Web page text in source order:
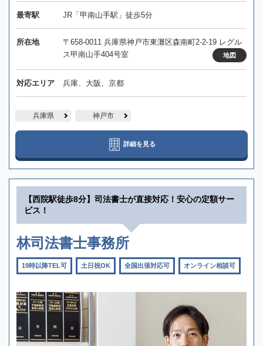
最寄駅 JR「甲南山手駅」徒歩5分
所在地
〒658-0011 兵庫県神戸市東灘区森南町2-2-19 レグル
ス甲南山手404号室
地図
対応エリア 兵庫、大阪、京都
兵庫県 神戸市
詳細を見る
【西院駅徒歩8分】司法書士が直接対応！安心の定額サー
ビス！
林司法書士事務所
19時以降TEL可 土日祝OK 全国出張対応可 オンライン相談可